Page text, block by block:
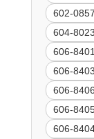
602-
604-
606-
606-
606-
606-
606-